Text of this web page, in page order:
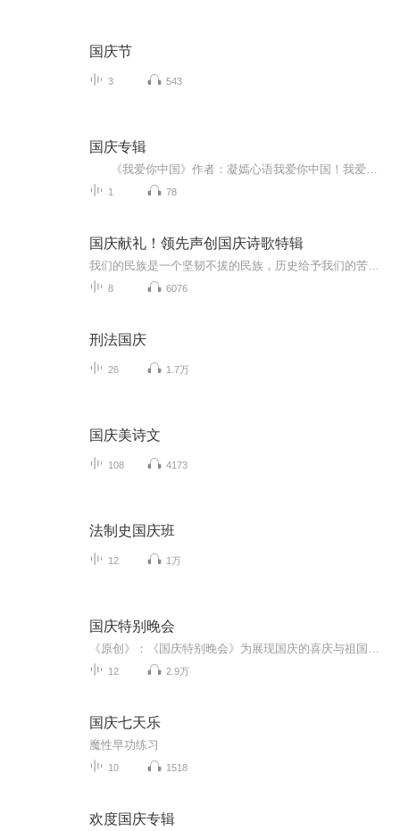
国庆节
3 543
国庆专辑
1 78
国庆献礼！领先声创国庆诗歌特辑
8 6076
刑法国庆
26 1.7万
国庆美诗文
108 4173
法制史国庆班
12 1万
国庆特别晚会
12 2.9万
国庆七天乐
魔性早功练习
10 1518
欢度国庆专辑